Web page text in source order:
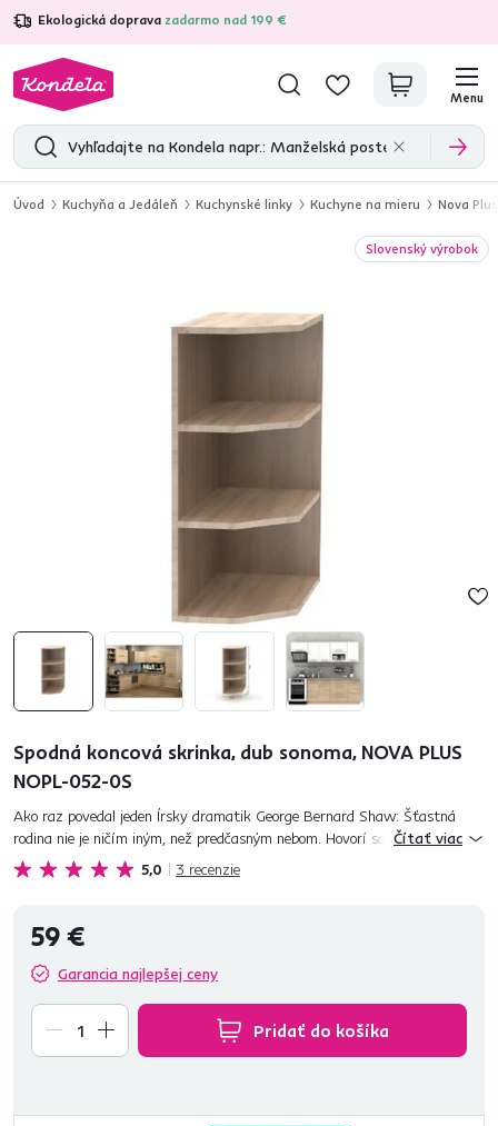
Ekologická doprava zadarmo nad 199 €
4,7 31 211overených produktových recenzií
Menu
Úvod Kuchyňa a Jedáleň Kuchynské linky Kuchyne na mieru Nova
Slovenský výrobok
Spodná koncová skrinka, dub sonoma, NOVA PLUS
NOPL-052-0S
5,0 3 recenzie
Ako raz povedal jeden Írsky dramatik George Bernard Shaw: Šťastná
rodina nie je ničím iným, než predčasným nebom. Hovorí sa, že láska ide
cez žalúdok. Chýba vám však miesto, kde môžete kúzliť a...
Čítať viac
59 €
Garancia najlepšej ceny
Pridať do košíka